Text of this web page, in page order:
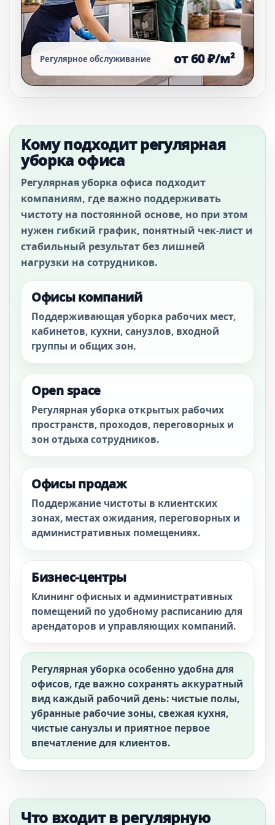
Регулярное обслуживание от 60 ₽/м²
Кому подходит регулярная
уборка офиса
Регулярная уборка офиса подходит
компаниям, где важно поддерживать
чистоту на постоянной основе, но при этом
нужен гибкий график, понятный чек-лист и
стабильный результат без лишней
нагрузки на сотрудников.
Офисы компаний
Поддерживающая уборка рабочих мест,
кабинетов, кухни, санузлов, входной
группы и общих зон.
Open space
Регулярная уборка открытых рабочих
пространств, проходов, переговорных и
зон отдыха сотрудников.
Офисы продаж
Поддержание чистоты в клиентских
зонах, местах ожидания, переговорных и
административных помещениях.
Бизнес-центры
Клининг офисных и административных
помещений по удобному расписанию для
арендаторов и управляющих компаний.
Регулярная уборка особенно удобна для
офисов, где важно сохранять аккуратный
вид каждый рабочий день: чистые полы,
убранные рабочие зоны, свежая кухня,
чистые санузлы и приятное первое
впечатление для клиентов.
Что входит в регулярную